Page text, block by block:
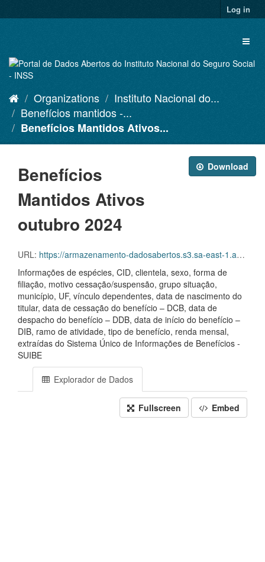
to
Log in
Organizations
Instituto Nacional do...
Benefícios mantidos -...
Benefícios Mantidos Ativos...
Download
Benefícios
Mantidos Ativos
outubro 2024
URL: https://armazenamento-dadosabertos.s3.sa-east-1.amazonaws.com/PDA_2023_2025/Grupos_de_dados/Benef%C3%ADcios+mantidos/D.SDA.PDA.004.MANATIVOS.202410.CVS.ZIP
Informações de espécies, CID, clientela, sexo, forma de
filiação, motivo cessação/suspensão, grupo situação,
município, UF, vínculo dependentes, data de nascimento do
titular, data de cessação do benefício – DCB, data de
despacho do benefício – DDB, data de início do benefício –
DIB, ramo de atividade, tipo de benefício, renda mensal,
extraídas do Sistema Único de Informações de Benefícios -
SUIBE
Explorador de Dados
Fullscreen Embed